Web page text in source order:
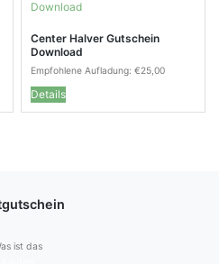
Center Halver Gutschein
Download
Empfohlene Aufladung: €25,00
Details
ist das